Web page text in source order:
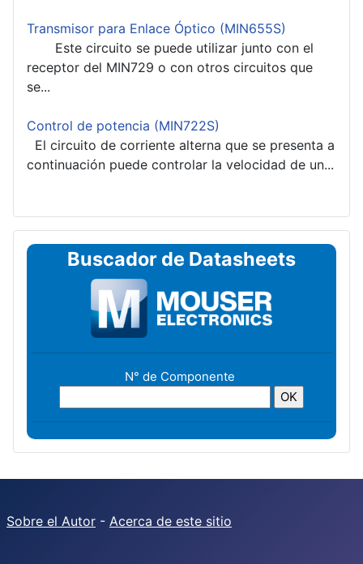
Transmisor para Enlace Óptico (MIN655S)
Este circuito se puede utilizar junto con el
receptor del MIN729 o con otros circuitos que
se...
Control de potencia (MIN722S)
El circuito de corriente alterna que se presenta a
continuación puede controlar la velocidad de un...
Buscador de Datasheets
N° de Componente
Sobre el Autor - Acerca de este sitio